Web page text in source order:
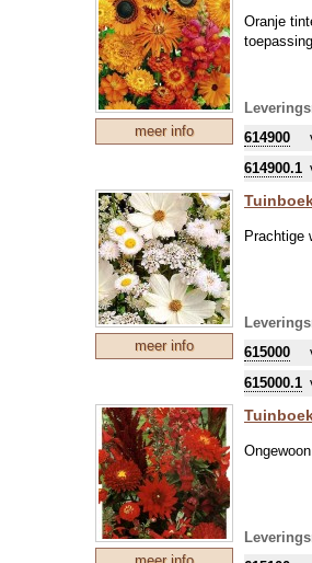
meer info
Oranje
614900
614900.1
meer info
Prachtige
615000
615000.1